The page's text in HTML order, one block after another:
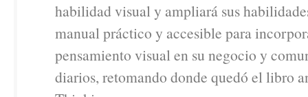
habilidad visual y ampliará sus
manual práctico y accesible para
pensamiento visual en su negocio y
diarios, retomando donde quedó el libro